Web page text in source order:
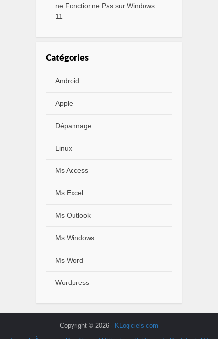
ne Fonctionne Pas sur Windows
11
Catégories
Android
Apple
Dépannage
Linux
Ms Access
Ms Excel
Ms Outlook
Ms Windows
Ms Word
Wordpress
Copyright © 2026 - KLogiciels.com